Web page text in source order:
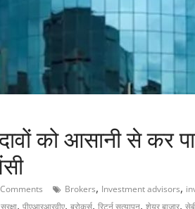
को आसानी से कर
Brokers, Investment advisors,
, , , , ,